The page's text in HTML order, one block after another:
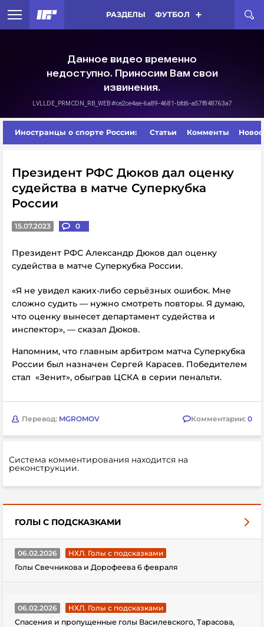
РАЗДЕЛЫ ФУТБОЛ
Иностранцы о спорте России: Статьи Комменты
Президент РФС Дюков дал оценку
судейства в матче Суперкубка
России
15.07.2023 0
Президент РФС Александр Дюков дал оценку
судейства в матче Суперкубка России.
«Я не увидел каких-либо серьёзных ошибок. Мне
сложно судить — нужно смотреть повторы. Я думаю,
что оценку вынесет департамент судейства и
инспектор», — сказал Дюков.
Напомним, что главным арбитром матча Суперкубка
России был назначен Сергей Карасев. Победителем
стал «Зенит», обыграв ЦСКА в серии пенальти.
Перевод: MGROMOV Комментарии: 0
Система комментирования находится на
реконструкции.
ГОЛЫ С ПОДСКАЗКАМИ
06.02.2026
НХЛ. Голы с подсказками
Голы Свечникова и Дорофеева 6 февраля
06.02.2026
НХЛ. Голы с подсказками
Спасения и пропущенные голы Василевского, Тарасова,